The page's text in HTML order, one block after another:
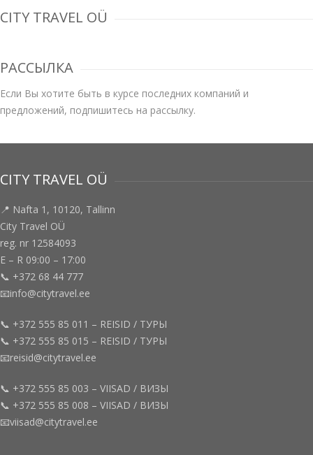
CITY TRAVEL OÜ
РАССЫЛКА
Если Вы хотите быть в курсе последних компаний и
предложений, подпишитесь на рассылку.
CITY TRAVEL OÜ
📍 Nafta 1, 10120, Tallinn
City Travel OÜ
reg. nr 12584093
E – R 09:00 – 17:00
📞 +372 68 44 777
📧info@citytravel.ee
📞 +372 555 85 011 – REISID / ТУРЫ
📞 +372 555 85 015 – REISID / ТУРЫ
📧reisid@citytravel.ee
📞 +372 555 85 003 – VIISAD / ВИЗЫ
📞 +372 555 85 008 – VIISAD / ВИЗЫ
📧viisad@citytravel.ee